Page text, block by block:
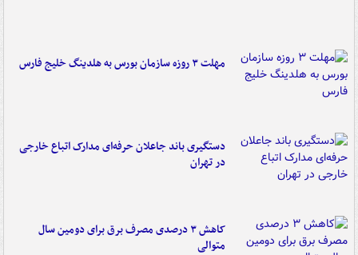
مهلت ۳ روزه سازمان بورس به هلدینگ خلیج فارس
دستگیری باند جاعلان حرفه‌ای مدارک اتباع خارجی
در تهران
کاهش ۳ درصدی مصرف برق برای دومین سال
متوالی